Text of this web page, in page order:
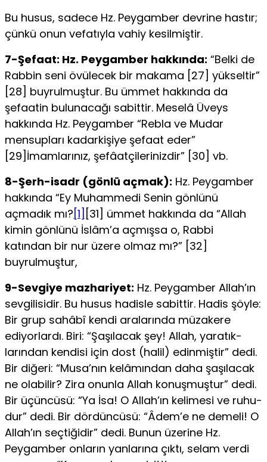
Bu husus, sadece Hz. Peygamber devrine hastır;
çünkü onun ve­fatıyla vahiy kesilmiştir.
7-Şefaat: Hz. Peygamber hakkında: “Belki de
Rabbin seni övülecek bir makama [27] yükseltir”
[28] buyrulmuştur. Bu ümmet hakkında da
şefaatin bulunacağı sabittir. Meselâ Üveys
hakkında Hz. Peygamber “Rebla ve Mudar
mensupları kadarkişiye şefa­at eder”
[29]İmamlarınız, şefâatçilerinizdir” [30] vb.
8-Şerh-isadr (gönlü açmak): Hz. Peygamber
hak­kında “Ey Muhammedi Senin gönlünü
açmadık mı?[1] [31] ümmet hak­kında da “Allah
kimin gönlünü İslâm’a açmışsa o, Rabbi
katından bir nur üzere olmaz mı?” [32]
buyrulmuştur,
9-Sevgiye mazhariyet: Hz. Peygamber Allah’ın
sevgilisidir. Bu husus hadisle sabittir. Hadis şöyle:
Bir grup sahâbî kendi aralarında müzakere
ediyorlardı. Biri: “Şaşılacak şey! Allah, yaratık­
larından kendisi için dost (halil) edinmiştir” dedi.
Bir diğeri: “Mu­sa’nın kelâmından daha şaşılacak
ne olabilir? Zira onunla Allah ko­nuşmuştur” dedi.
Bir üçüncüsü: “Ya İsa! O Allah’ın kelimesi ve ruhu­
dur” dedi. Bir dördüncüsü: “Âdem’e ne demeli! O
Allah’ın seçtiğidir” dedi. Bunun üzerine Hz.
Peygamber onların yanlarına çıktı, selam verdi